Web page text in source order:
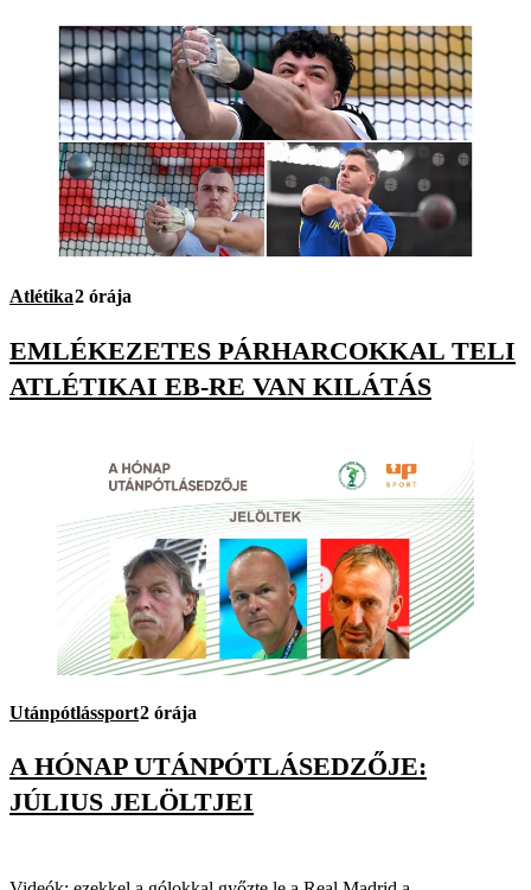
Atlétika2 órája
EMLÉKEZETES PÁRHARCOKKAL TELI
ATLÉTIKAI EB-RE VAN KILÁTÁS
Utánpótlássport2 órája
A HÓNAP UTÁNPÓTLÁSEDZŐJE:
JÚLIUS JELÖLTJEI